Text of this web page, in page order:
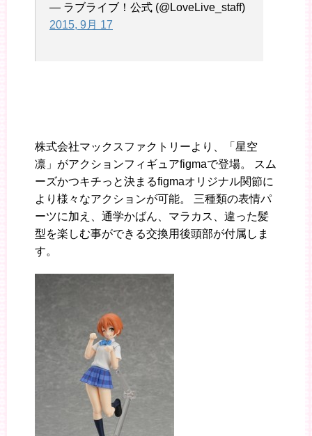
— ラブライブ！公式 (@LoveLive_staff)
2015, 9月 17
株式会社マックスファクトリーより、「星空
凛」がアクションフィギュアfigmaで登場。 スム
ーズかつキチっと決まるfigmaオリジナル関節に
より様々なアクションが可能。 三種類の表情パ
ーツに加え、通学かばん、マラカス、違った髪
型を楽しむ事ができる交換用後頭部が付属しま
す。